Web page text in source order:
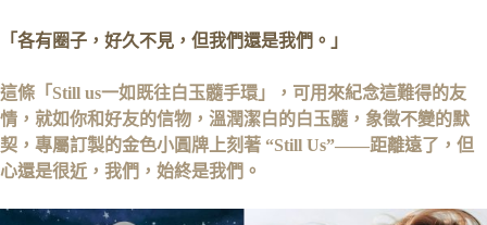
「各有圈子，好久不見，但我們還是我們。」
這條「Still us一如既往白玉髓手環」，可用來紀念這難得的友
情，就如你和好友的信物，溫潤潔白的白玉髓，象徵不變的默
契，專屬訂製的金色小圓牌上刻著 “Still Us”——距離遠了，但
心還是很近，我們，始終是我們。